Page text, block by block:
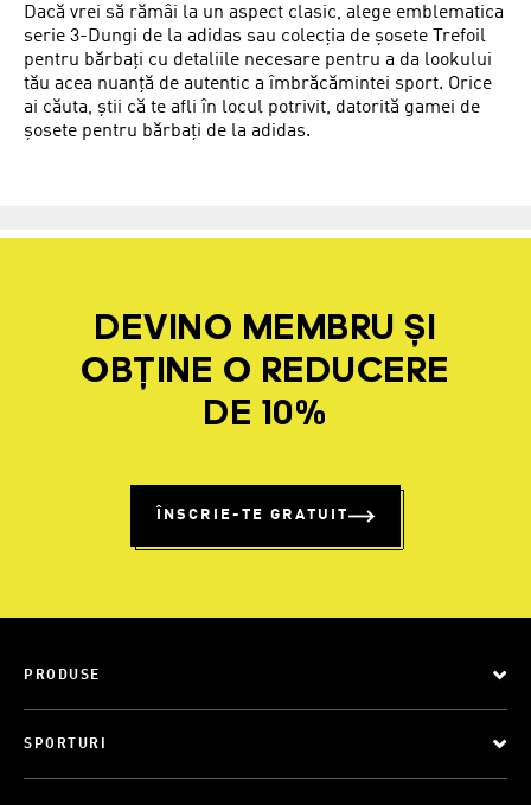
Dacă vrei să rămâi la un aspect clasic, alege emblematica
serie 3-Dungi de la adidas sau colecția de șosete Trefoil
pentru bărbați cu detaliile necesare pentru a da lookului
tău acea nuanță de autentic a îmbrăcămintei sport. Orice
ai căuta, știi că te afli în locul potrivit, datorită gamei de
șosete pentru bărbați de la adidas.
DEVINO MEMBRU ȘI
OBȚINE O REDUCERE
DE 10%
ÎNSCRIE-TE GRATUIT
PRODUSE
SPORTURI